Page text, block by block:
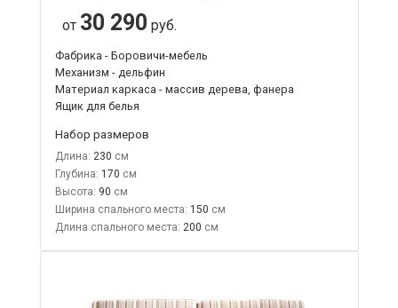
от 30 290 руб.
Фабрика - Боровичи-мебель
Механизм - дельфин
Материал каркаса - массив дерева, фанера
Ящик для белья
Набор размеров
Длина: 230
Глубина: 170
Высота: 90
Ширина спального места: 150
Длина спального места: 200